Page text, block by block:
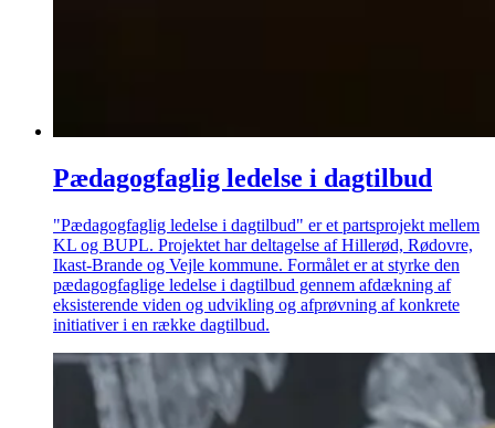
Pædagogfaglig ledelse i dagtilbud
"Pædagogfaglig ledelse i dagtilbud" er et partsprojekt mellem
KL og BUPL. Projektet har deltagelse af Hillerød, Rødovre,
Ikast-Brande og Vejle kommune. Formålet er at styrke den
pædagogfaglige ledelse i dagtilbud gennem afdækning af
eksisterende viden og udvikling og afprøvning af konkrete
initiativer i en række dagtilbud.